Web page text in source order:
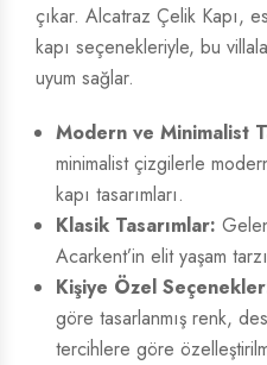
çıkar. Alcatraz Çelik Kapı,
kapı seçenekleriyle, bu
uyum sağlar.
Modern ve Minimalist
minimalist çizgilerle
kapı tasarımları.
Klasik Tasarımlar:
Acarkent’in elit yaşam
Kişiye Özel
göre tasarlanmış renk,
tercihlere göre